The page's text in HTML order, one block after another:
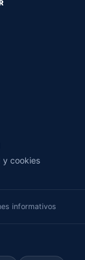
y cookies
informativos